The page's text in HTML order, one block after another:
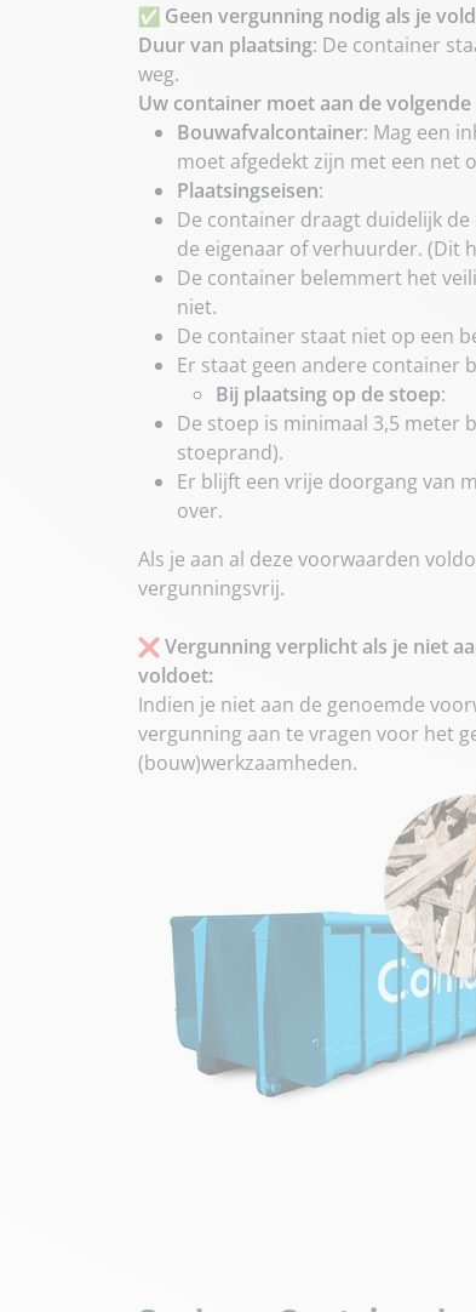
Geen vergunning nodig als je
Duur van plaatsing: De container
weg.
Uw container moet aan de
Bouwafvalcontainer: Mag een
moet afgedekt zijn met een net
Plaatsingseisen:
De container draagt duidelijk
de eigenaar of verhuurder. (Dit
De container belemmert het
niet.
De container staat niet op een
Er staat geen andere container
Bij plaatsing op de stoep:
De stoep is minimaal 3,5 meter
stoeprand).
Er blijft een vrije doorgang van
over.
Als je aan al deze voorwaarden
vergunningsvrij.
Vergunning verplicht als je niet
voldoet:
Indien je niet aan de genoemde
vergunning aan te vragen voor het
(bouw)werkzaamheden.